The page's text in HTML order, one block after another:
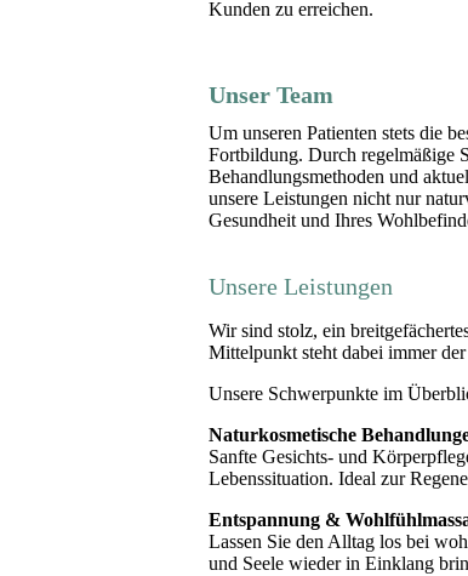
Kunden zu erreichen.
Unser Team
Um unseren Patienten stets die
Fortbildung. Durch regelmäßige
Behandlungsmethoden und
unsere Leistungen nicht nur
Gesundheit und Ihres
Unsere Leistungen
Wir sind stolz, ein
Mittelpunkt steht dabei immer
Unsere Schwerpunkte im
Naturkosmetische
Sanfte Gesichts- und
Lebenssituation. Ideal zur
Entspannung &
Lassen Sie den Alltag los bei
und Seele wieder in Einklang